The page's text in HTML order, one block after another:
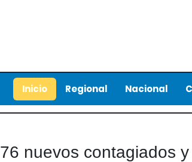
Inicio Regional Nacional
76 nuevos contagiados